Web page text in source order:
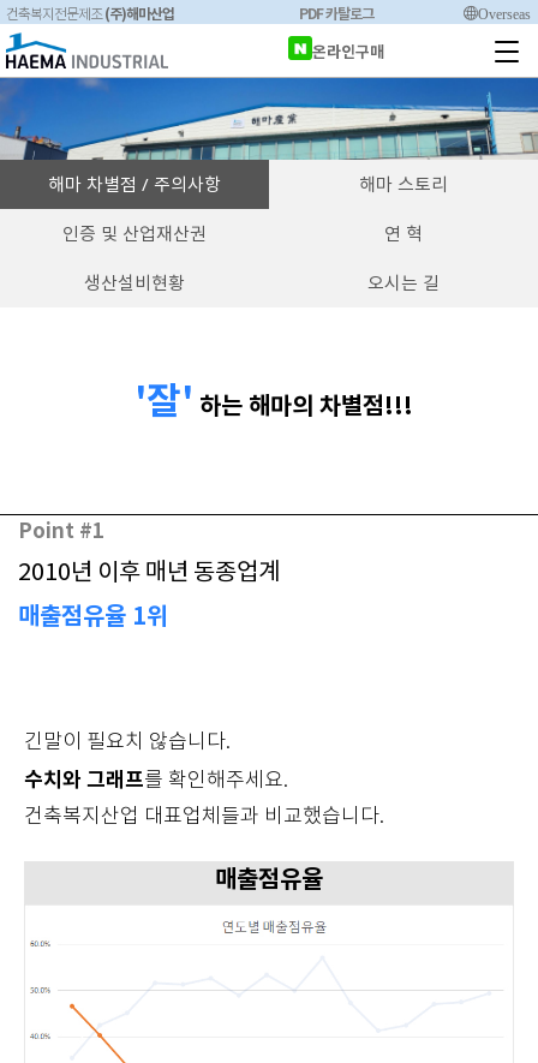
건축복지전문제조(주)해마산업 PDF 카탈로그 Overseas
온라인구매
해마 차별점 / 주의사항 해마 스토리
인증 및 산업재산권 연 혁
생산설비현황 오시는 길
'잘' 하는 해마의 차별점!!!
Point #1
2010년 이후 매년 동종업계
매출점유율 1위
긴말이 필요치 않습니다.
수치와 그래프를 확인해주세요.
건축복지산업 대표업체들과 비교했습니다.
매출점유율